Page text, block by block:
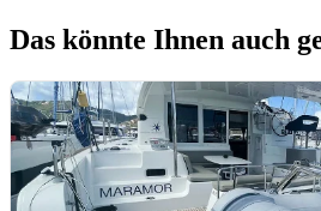
Das könnte Ihnen auch